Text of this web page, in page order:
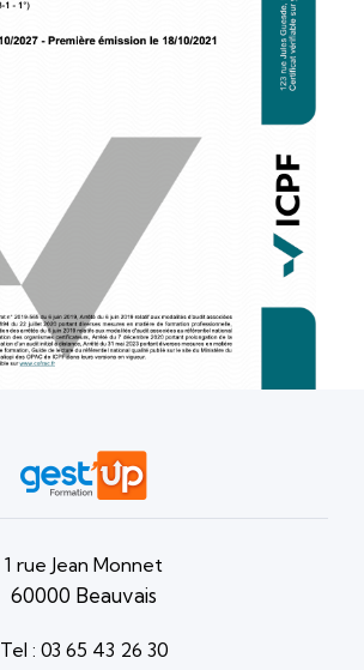
1 rue Jean Monnet
60000 Beauvais
Tel : 03 65 43 26 30